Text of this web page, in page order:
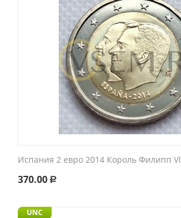
Испания 2 евро 2014 Король Филипп VI
370.00 Р
UNC